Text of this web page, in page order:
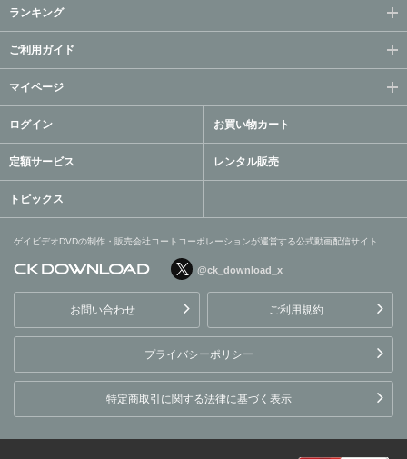
ランキング
ご利用ガイド
マイページ
ログイン お買い物カート
定額サービス レンタル販売
トピックス
ゲイビデオDVDの制作・販売会社コートコーポレーションが運営する公式動画配信サイト
ョンが運営する公式動画配
信サイト
@ck_download_x
お問い合わせ ご利用規約
プライバシーポリシー
特定商取引に関する法律に基づく表示